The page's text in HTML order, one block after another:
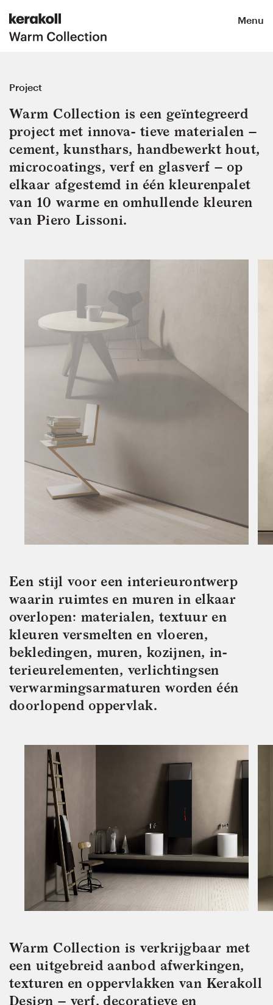
Menu
Project
Warm Collection is een geïntegreerd
project met innova- tieve materialen –
cement, kunsthars, handbewerkt hout,
microcoatings, verf en glasverf – op
elkaar afgestemd in één kleurenpalet
van 10 warme en omhullende kleuren
van Piero Lissoni.
Een stijl voor een interieurontwerp
waarin ruimtes en muren in elkaar
overlopen: materialen, textuur en
kleuren versmelten en vloeren,
bekledingen, muren, kozijnen, in-
terieurelementen, verlichtingsen
verwarmingsarmaturen worden één
doorlopend oppervlak.
Warm Collection is verkrijgbaar met
een uitgebreid aanbod afwerkingen,
texturen en oppervlakken van Kerakoll
Design– verf, decoratieve en